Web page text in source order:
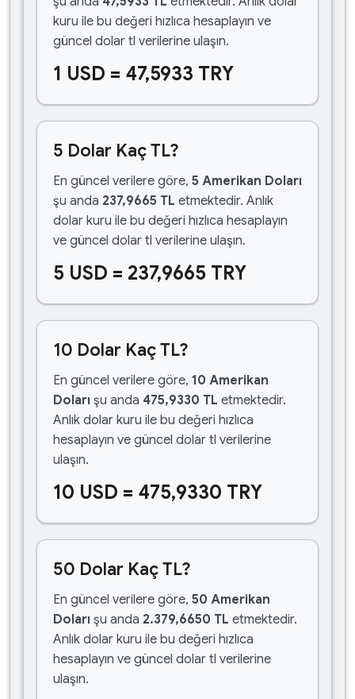
kuru ile bu değeri hızlıca hesaplayın ve
güncel dolar tl verilerine ulaşın.
1 USD = 47,5933 TRY
5 Dolar Kaç TL?
En güncel verilere göre, 5 Amerikan Doları
şu anda 237,9665 TL etmektedir. Anlık
dolar kuru ile bu değeri hızlıca hesaplayın
ve güncel dolar tl verilerine ulaşın.
5 USD = 237,9665 TRY
10 Dolar Kaç TL?
En güncel verilere göre, 10 Amerikan
Doları şu anda 475,9330 TL etmektedir.
Anlık dolar kuru ile bu değeri hızlıca
hesaplayın ve güncel dolar tl verilerine
ulaşın.
10 USD = 475,9330 TRY
50 Dolar Kaç TL?
En güncel verilere göre, 50 Amerikan
Doları şu anda 2.379,6650 TL etmektedir.
Anlık dolar kuru ile bu değeri hızlıca
hesaplayın ve güncel dolar tl verilerine
ulaşın.